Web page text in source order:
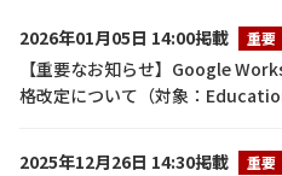
2026年01月05日 14:00掲載 重要
【重要なお知らせ】Google
格改定について（対象：
2025年12月26日 14:30掲載 重要